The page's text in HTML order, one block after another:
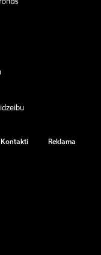
Kontakti Reklama